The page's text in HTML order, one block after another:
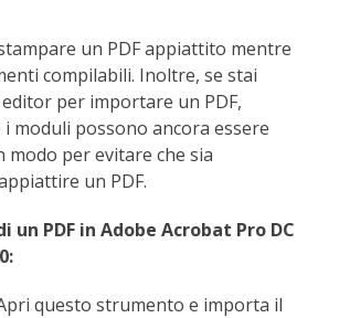
un PDF appiattito mentre
compilabili. Inoltre, se stai
per importare un PDF,
moduli possono ancora essere
modo per evitare che sia
un PDF.
un PDF in Adobe Acrobat Pro DC
questo strumento e importa il